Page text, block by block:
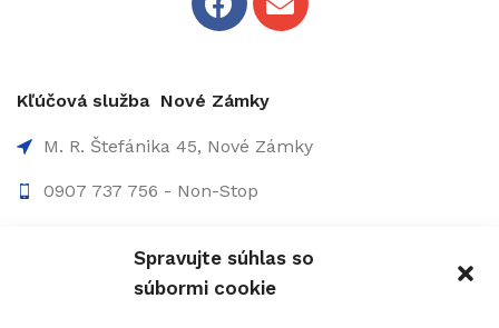
Spravujte súhlas so
súbormi cookie
Kľúčová služba Nové Zámky
M. R. Štefánika 45, Nové Zámky
0907 737 756 - Non-Stop
info@figolock.sk